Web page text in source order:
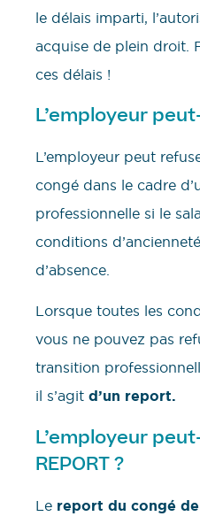
le délais imparti,
acquise de plein droit.
ces délais !
L’employeur
L’employeur peut
congé dans le cadre
professionnelle si le
conditions
d’absence.
Lorsque toutes les
vous ne pouvez pas
transition
il s’agit d’un report.
L’employeur
REPORT ?
Le report du congé